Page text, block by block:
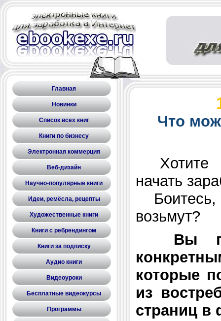
Главная
Новинки
Список всех книг
Книги по бизнесу
Электронная коммерция
Веб-дизайн
Научно-популярные книги
Идеи, ремёсла, рецепты
Художественные книги
Книги с ребрендингом
Книги за подписку
Аудио книги
Видеоуроки
Бесплатные видеокурсы
Программы
Что
Хотите
начать
возьмут?
Вы
которые
из
страниц в